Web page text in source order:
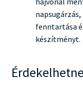
napsugárzás,
fenntartása
készítményt.